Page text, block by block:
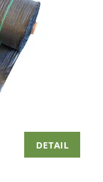
DETAIL